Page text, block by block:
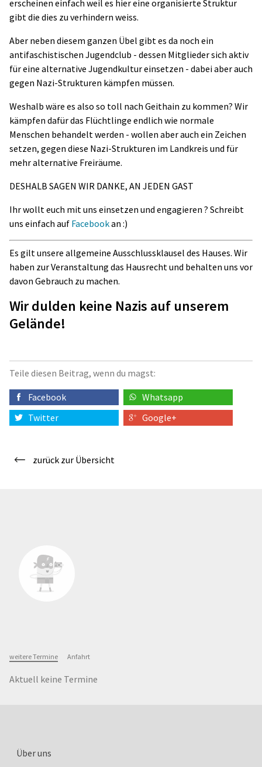
erscheinen einfach weil es hier eine organisierte Struktur
gibt die dies zu verhindern weiss.
Aber neben diesem ganzen Übel gibt es da noch ein
antifaschistischen Jugendclub - dessen Mitglieder sich aktiv
für eine alternative Jugendkultur einsetzen - dabei aber auch
gegen Nazi-Strukturen kämpfen müssen.
Weshalb wäre es also so toll nach Geithain zu kommen? Wir
kämpfen dafür das Flüchtlinge endlich wie normale
Menschen behandelt werden - wollen aber auch ein Zeichen
setzen, gegen diese Nazi-Strukturen im Landkreis und für
mehr alternative Freiräume.
DESHALB SAGEN WIR DANKE, AN JEDEN GAST
Ihr wollt euch mit uns einsetzen und engagieren ? Schreibt
uns einfach auf Facebookan :)
Es gilt unsere allgemeine Ausschlussklausel des Hauses. Wir
haben zur Veranstaltung das Hausrecht und behalten uns vor
davon Gebrauch zu machen.
Wir dulden keine Nazis auf unserem
Gelände!
Teile diesen Beitrag, wenn du magst:
Facebook
Whatsapp
Twitter
Google+
zurück zur Übersicht
weitere Termine Anfahrt
Aktuell keine Termine
Über uns